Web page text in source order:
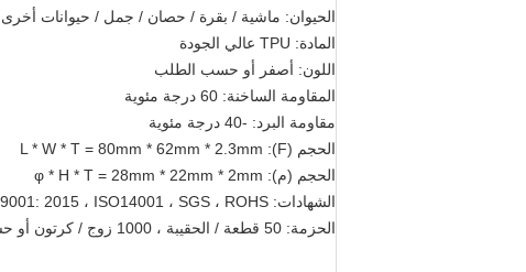
الحيوان: ماشية / بقرة / حصان / جمل / حيوانات أخرى
المادة: TPU عالي الجودة
اللون: أصفر أو حسب الطلب
المقاومة الساخنة: 60 درجة مئوية
مقاومة البرد: -40 درجة مئوية
الحجم (F): L * W * T = 80mm * 62mm * 2.3mm
الحجم (م): φ * H * T = 28mm * 22mm * 2mm
الشهادات: ISO9001: 2015 ، ISO14001 ، SGS ، ROHS
الحزمة: 50 قطعة / الحقيبة ، 1000 زوج / كرتون أو حسب الطلب